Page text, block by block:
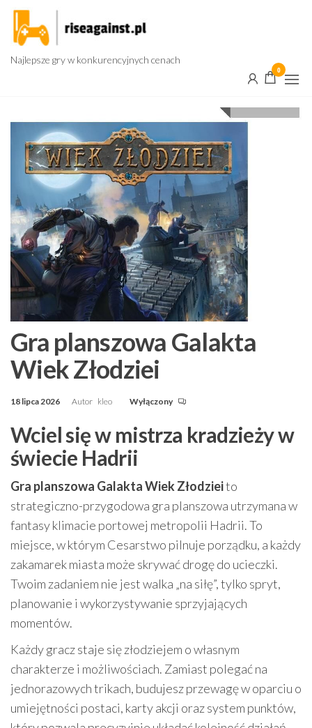
Przejdź
treści
Najlepsze gry w konkurencyjnych cenach
0
Gra planszowa Galakta
Wiek Złodziei
18 lipca 2026 Autor kleo Wyłączony
Wciel się w mistrza kradzieży w
świecie Hadrii
Gra planszowa Galakta Wiek Złodzieito
strategiczno-przygodowa gra planszowa utrzymana w
fantasy klimacie portowej metropolii Hadrii. To
miejsce, w którym Cesarstwo pilnuje porządku, a każdy
zakamarek miasta może skrywać drogę do ucieczki.
Twoim zadaniem nie jest walka „na siłę”, tylko spryt,
planowanie i wykorzystywanie sprzyjających
momentów.
Każdy gracz staje się złodziejem o własnym
charakterze i możliwościach. Zamiast polegać na
jednorazowych trikach, budujesz przewagę w oparciu o
umiejętności postaci, karty akcji oraz system punktów,